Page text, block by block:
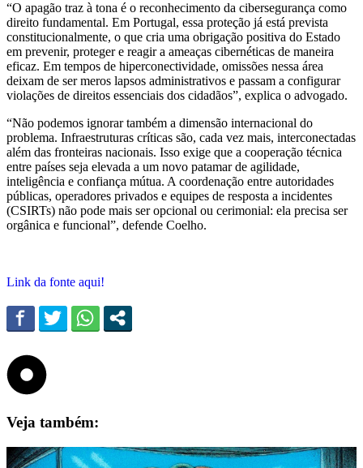
“O apagão traz à tona é o reconhecimento da cibersegurança como
direito fundamental. Em Portugal, essa proteção já está prevista
constitucionalmente, o que cria uma obrigação positiva do Estado
em prevenir, proteger e reagir a ameaças cibernéticas de maneira
eficaz. Em tempos de hiperconectividade, omissões nessa área
deixam de ser meros lapsos administrativos e passam a configurar
violações de direitos essenciais dos cidadãos”, explica o advogado.
“Não podemos ignorar também a dimensão internacional do
problema. Infraestruturas críticas são, cada vez mais, interconectadas
além das fronteiras nacionais. Isso exige que a cooperação técnica
entre países seja elevada a um novo patamar de agilidade,
inteligência e confiança mútua. A coordenação entre autoridades
públicas, operadores privados e equipes de resposta a incidentes
(CSIRTs) não pode mais ser opcional ou cerimonial: ela precisa ser
orgânica e funcional”, defende Coelho.
Link da fonte aqui!
Veja também: